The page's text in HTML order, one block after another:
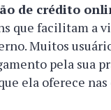
de crédito
que facilitam a
Muitos
pela sua
ela oferece nas